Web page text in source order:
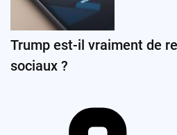
Trump est-il vraiment de
sociaux ?